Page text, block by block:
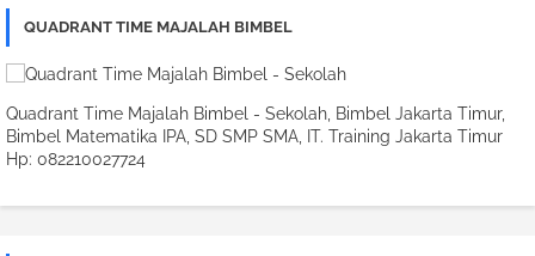
QUADRANT TIME MAJALAH BIMBEL
Quadrant Time Majalah Bimbel - Sekolah, Bimbel Jakarta Timur,
Bimbel Matematika IPA, SD SMP SMA, IT. Training Jakarta Timur
Hp: 082210027724